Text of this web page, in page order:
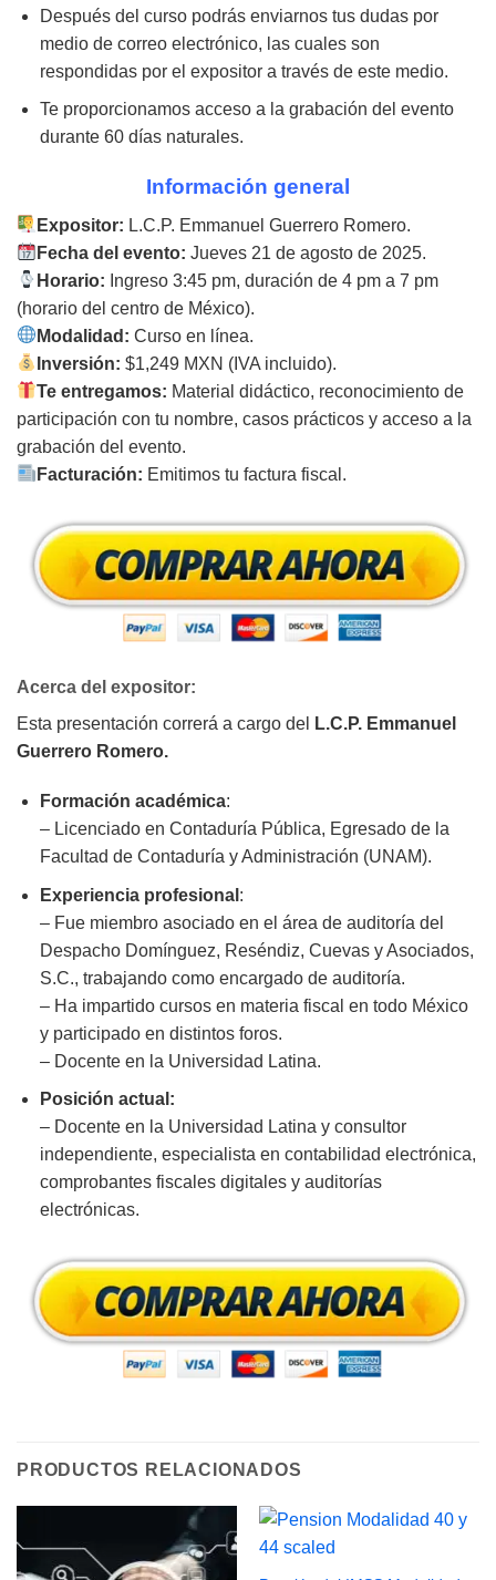
Después del curso podrás enviarnos tus dudas por
medio de correo electrónico, las cuales son
respondidas por el expositor a través de este medio.
Te proporcionamos acceso a la grabación del evento
durante 60 días naturales.
Información general
Expositor: L.C.P. Emmanuel Guerrero Romero.
Fecha del evento: Jueves 21 de agosto de 2025.
Horario: Ingreso 3:45 pm, duración de 4 pm a 7 pm
(horario del centro de México).
Modalidad: Curso en línea.
Inversión: $1,249 MXN (IVA incluido).
Te entregamos: Material didáctico, reconocimiento de
participación con tu nombre, casos prácticos y acceso a la
grabación del evento.
Facturación: Emitimos tu factura fiscal.
Acerca del expositor:
Esta presentación correrá a cargo del
L.C.P. Emmanuel
Guerrero Romero.
Formación académica:
– Licenciado en Contaduría Pública, Egresado de la
Facultad de Contaduría y Administración (UNAM).
Experiencia profesional :
– Fue miembro asociado en el área de auditoría del
Despacho Domínguez, Reséndiz, Cuevas y Asociados,
S.C., trabajando como encargado de auditoría.
– Ha impartido cursos en materia fiscal en todo México
y participado en distintos foros.
– Docente en la Universidad Latina.
Posición actual:
– Docente en la Universidad Latina y consultor
independiente, especialista en contabilidad electrónica,
comprobantes fiscales digitales y auditorías
electrónicas.
PRODUCTOS RELACIONADOS